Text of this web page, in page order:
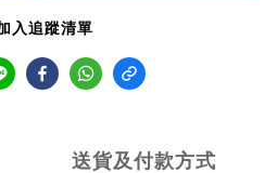
入追蹤清單
送貨及付款方式